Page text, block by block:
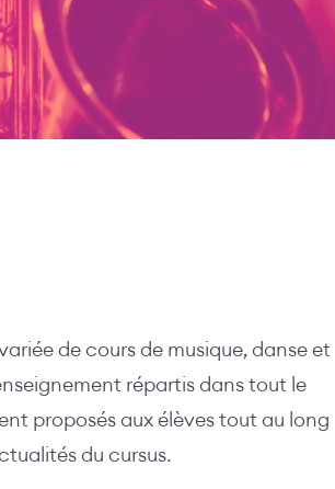
de cours de musique, danse et
répartis dans tout le
proposés aux élèves tout au long
du cursus.